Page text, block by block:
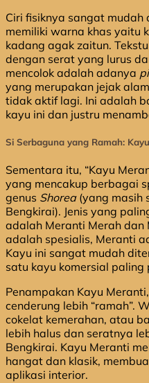
Ciri fisiknya sangat mudah
memiliki warna khas yaitu
kadang agak zaitun.
dengan serat yang lurus
mencolok adalah adanya
yang merupakan jejak
tidak aktif lagi. Ini adalah
kayu ini dan justru
Si Serbaguna yang Ramah:
Sementara itu, “Kayu
yang mencakup berbagai
genus Shorea(yang masih
Bengkirai). Jenis yang
adalah Meranti Merah dan
adalah spesialis, Meranti
Kayu ini sangat mudah
satu kayu komersial
Penampakan Kayu
cenderung lebih “ramah”.
cokelat kemerahan, atau
lebih halus dan seratnya
Bengkirai. Kayu Meranti
hangat dan klasik,
aplikasi interior.